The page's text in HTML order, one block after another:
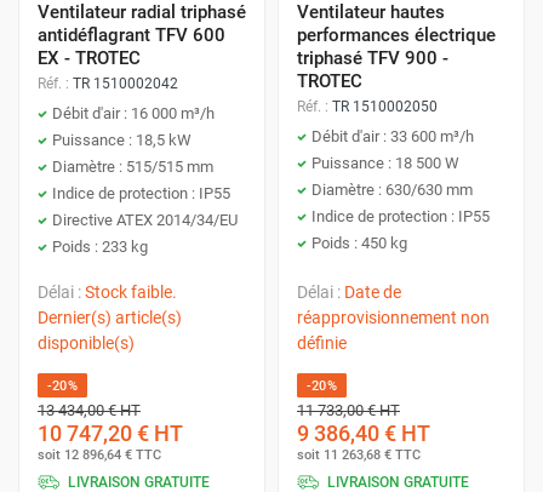
Ventilateur radial triphasé
antidéflagrant TFV 600
EX - TROTEC
Réf. : TR 1510002042
Débit d'air : 16 000 m³/h
Puissance : 18,5 kW
Diamètre : 515/515 mm
Indice de protection : IP55
Directive ATEX 2014/34/EU
Poids : 233 kg
Délai :Stock faible.
Dernier(s) article(s)
disponible(s)
-20%
13 434,00 €HT
10 747,20 € HT
soit 12 896,64 € TTC
LIVRAISON GRATUITE
Ventilateur hautes
performances électrique
triphasé TFV 900 -
TROTEC
Réf. : TR 1510002050
Débit d'air : 33 600 m³/h
Puissance : 18 500 W
Diamètre : 630/630 mm
Indice de protection : IP55
Poids : 450 kg
Délai : Date de
réapprovisionnement non
définie
-20%
11 733,00 €HT
9 386,40 € HT
soit 11 263,68 € TTC
LIVRAISON GRATUITE